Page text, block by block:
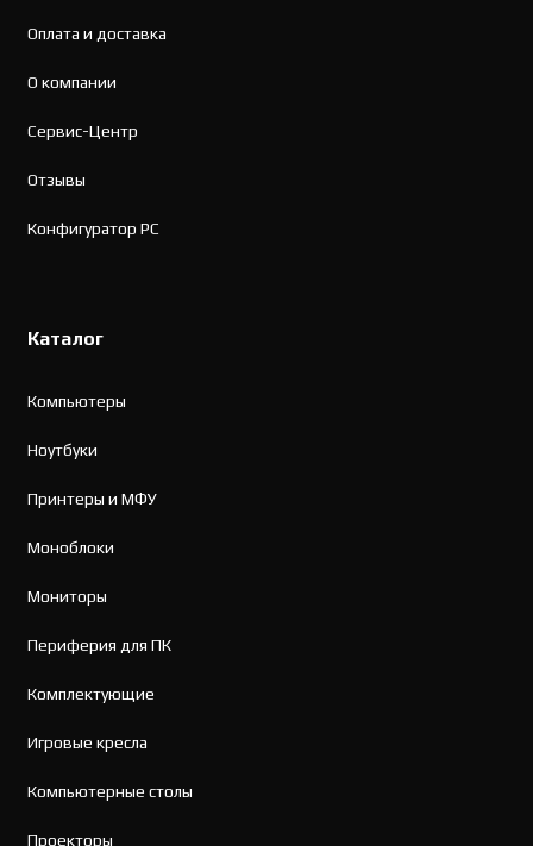
Оплата и доставка
О компании
Сервис-Центр
Отзывы
Конфигуратор PC
Каталог
Компьютеры
Ноутбуки
Принтеры и МФУ
Моноблоки
Мониторы
Периферия для ПК
Комплектующие
Игровые кресла
Компьютерные столы
Проекторы